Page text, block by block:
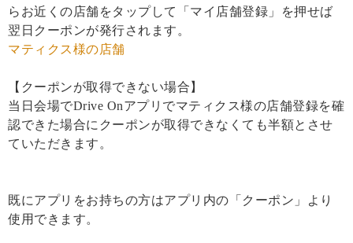
らお近くの店舗をタップして「マイ店舗登録」を押せば
翌日クーポンが発行されます。
マティクス様の店舗
【クーポンが取得できない場合】
当日会場でDrive Onアプリでマティクス様の店舗登録を確
認できた場合にクーポンが取得できなくても半額とさせ
ていただきます。
既にアプリをお持ちの方はアプリ内の「クーポン」より
使用できます。